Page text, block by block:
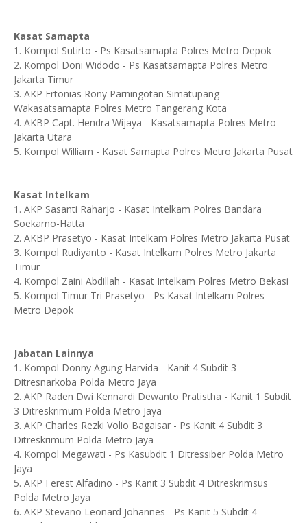
Kasat Samapta
1. Kompol Sutirto - Ps Kasatsamapta Polres Metro Depok
2. Kompol Doni Widodo - Ps Kasatsamapta Polres Metro
Jakarta Timur
3. AKP Ertonias Rony Parningotan Simatupang -
Wakasatsamapta Polres Metro Tangerang Kota
4. AKBP Capt. Hendra Wijaya - Kasatsamapta Polres Metro
Jakarta Utara
5. Kompol William - Kasat Samapta Polres Metro Jakarta Pusat
Kasat Intelkam
1. AKP Sasanti Raharjo - Kasat Intelkam Polres Bandara
Soekarno-Hatta
2. AKBP Prasetyo - Kasat Intelkam Polres Metro Jakarta Pusat
3. Kompol Rudiyanto - Kasat Intelkam Polres Metro Jakarta
Timur
4. Kompol Zaini Abdillah - Kasat Intelkam Polres Metro Bekasi
5. Kompol Timur Tri Prasetyo - Ps Kasat Intelkam Polres
Metro Depok
Jabatan Lainnya
1. Kompol Donny Agung Harvida - Kanit 4 Subdit 3
Ditresnarkoba Polda Metro Jaya
2. AKP Raden Dwi Kennardi Dewanto Pratistha - Kanit 1 Subdit
3 Ditreskrimum Polda Metro Jaya
3. AKP Charles Rezki Volio Bagaisar - Ps Kanit 4 Subdit 3
Ditreskrimum Polda Metro Jaya
4. Kompol Megawati - Ps Kasubdit 1 Ditressiber Polda Metro
Jaya
5. AKP Ferest Alfadino - Ps Kanit 3 Subdit 4 Ditreskrimsus
Polda Metro Jaya
6. AKP Stevano Leonard Johannes - Ps Kanit 5 Subdit 4